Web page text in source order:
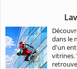
dans le
d'un
vitrines.